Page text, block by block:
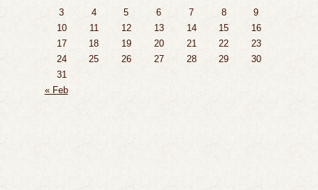
3
4 5 6 7 8
9
10
11 12 13 14 15
16
17
18 19 20 21 22
23
24
25 26 27 28 29
30
31
« Feb